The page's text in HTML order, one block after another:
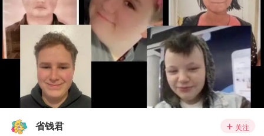
省钱君 关注